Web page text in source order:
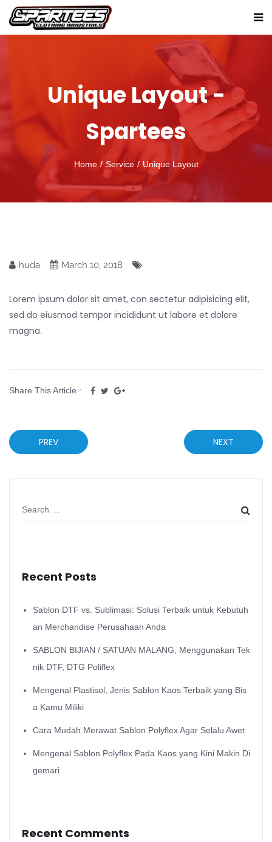
Unique Layout -
Spartees
Home Service Unique Layout
huda March 10, 2018
Lorem ipsum dolor sit amet, con sectetur adipisicing elit,
sed do eiusmod tempor incididunt ut labore et dolore
magna.
Share This Article :
PREV NEXT
Recent Posts
Sablon DTF vs. Sublimasi: Solusi Terbaik untuk Kebutuh
an Merchandise Perusahaan Anda
SABLON BIJIAN / SATUAN MALANG, Menggunakan Tek
nik DTF, DTG Poliflex
Mengenal Plastisol, Jenis Sablon Kaos Terbaik yang Bis
a Kamu Miliki
Cara Mudah Merawat Sablon Polyflex Agar Selalu Awet
Mengenal Sablon Polyflex Pada Kaos yang Kini Makin Di
gemari
Recent Comments